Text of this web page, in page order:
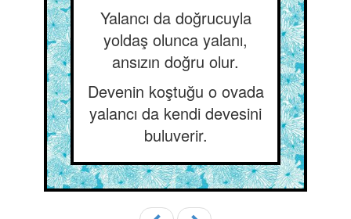
Yalancı da doğrucuyla
yoldaş olunca yalanı,
ansızın doğru olur.
Devenin koştuğu o ovada
yalancı da kendi devesini
buluverir.